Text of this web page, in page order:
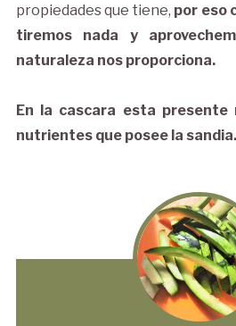
propiedades que tiene, por eso
tiremos nada y
naturaleza nos proporciona.
En la cascara esta presente
nutrientes que posee la sandia.